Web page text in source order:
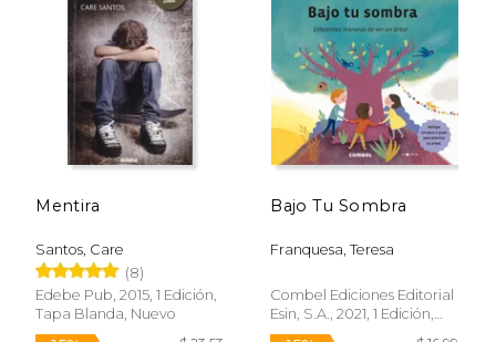
15%
dcto.
15%
dcto.
Mentira
Santos, Care
(8)
Edebe Pub, 2015, 1 Edición,
Tapa Blanda, Nuevo
Bajo Tu Sombra
Franquesa, Teresa
Combel Ediciones Editorial
Esin, S.A., 2021, 1 Edición,
Tapa Dura, Nuevo